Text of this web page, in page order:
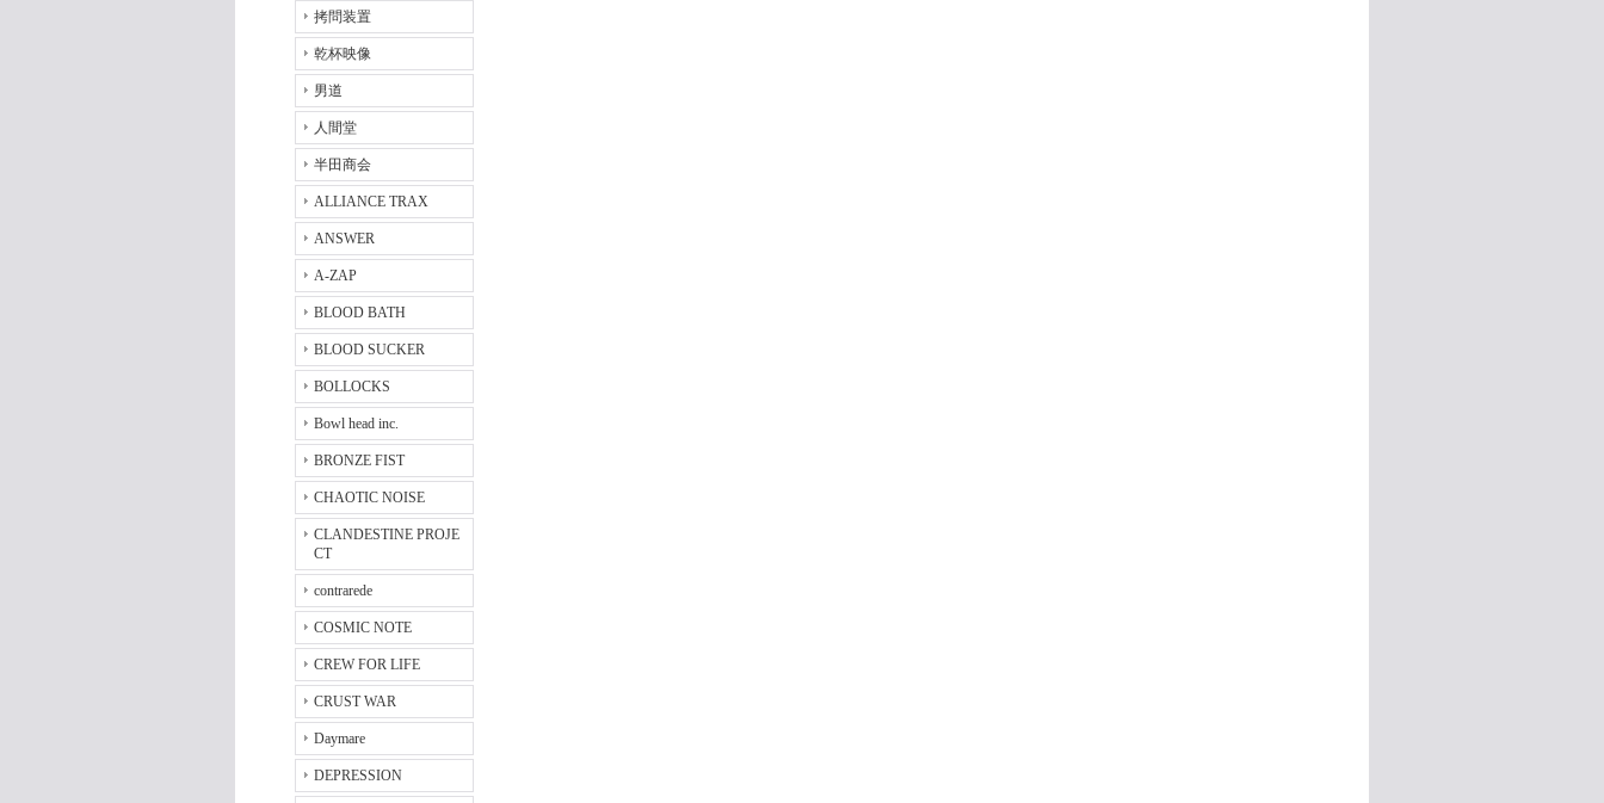
拷問装置
乾杯映像
男道
人間堂
半田商会
ALLIANCE TRAX
ANSWER
A-ZAP
BLOOD BATH
BLOOD SUCKER
BOLLOCKS
Bowl head inc.
BRONZE FIST
CHAOTIC NOISE
CLANDESTINE PROJE
CT
contrarede
COSMIC NOTE
CREW FOR LIFE
CRUST WAR
Daymare
DEPRESSION